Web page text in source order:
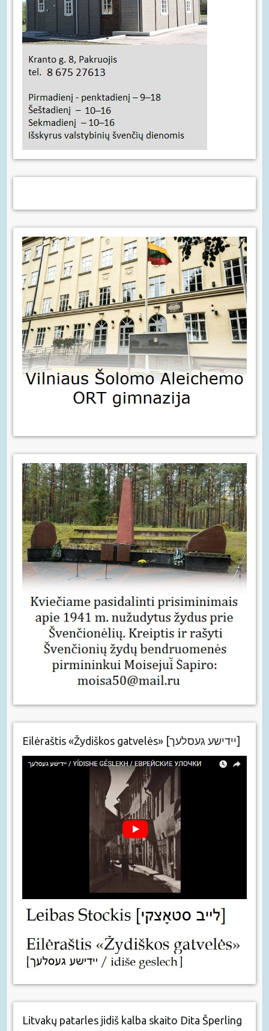
Eilėraštis «Žydiškos gatvelės» [יידישע געסלעך]
Litvakų patarles jidiš kalba skaito Dita Šperling